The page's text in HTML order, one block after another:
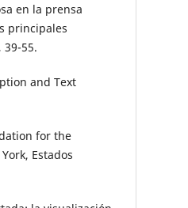
en la prensa
principales
55.
and Text
for the
Estados